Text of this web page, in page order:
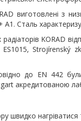
виготовлені з
A1. Сталь
KORAD
Strojírenský
до EN 442
акредитованою
швидко